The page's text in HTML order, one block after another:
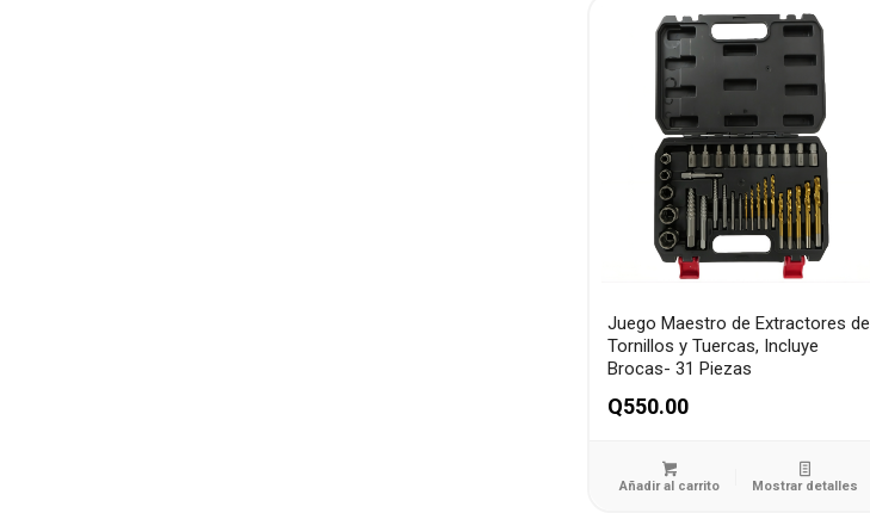
Juego Maestro de Extractores de
Tornillos y Tuercas, Incluye
Brocas- 31 Piezas
Q550.00
Añadir al carrito Mostrar detalles